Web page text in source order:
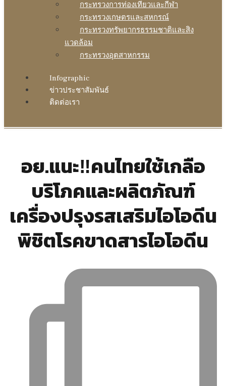
กระทรวงการท่องเทียวและกีฬา
กระทรวงเกษตรและสหกรณ์
กระทรวงทรัพยากรธรรมชาติและสิง
แวดล้อม
กระทรวงอุตสาหกรรม
Infographic
ข่าวประชาสัมพันธ์
ติดต่อเรา
อย.แนะ‼️คนไทยใช้เกลือ
บริโภคและผลิตภัณฑ์
เครื่องปรุงรสเสริมไอโอดีน
พิชิตโรคขาดสารไอโอดีน